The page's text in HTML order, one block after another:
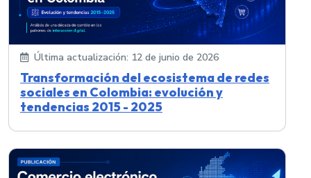
Última actualización: 12 de junio de 2026
Transformación del ecosistema de redes
sociales en Colombia: evolución y
tendencias 2015 - 2025